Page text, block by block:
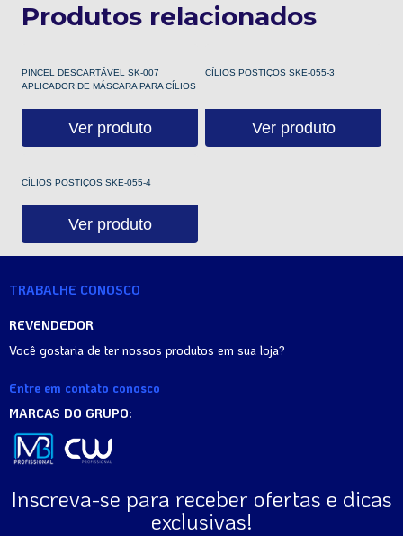
Produtos relacionados
PINCEL DESCARTÁVEL SK-007
APLICADOR DE MÁSCARA PARA CÍLIOS
Ver produto
CÍLIOS POSTIÇOS SKE-055-3
Ver produto
CÍLIOS POSTIÇOS SKE-055-4
Ver produto
TRABALHE CONOSCO
REVENDEDOR
Você gostaria de ter nossos produtos em sua loja?
Entre em contato conosco
MARCAS DO GRUPO:
Inscreva-se para receber ofertas e dicas
exclusivas!